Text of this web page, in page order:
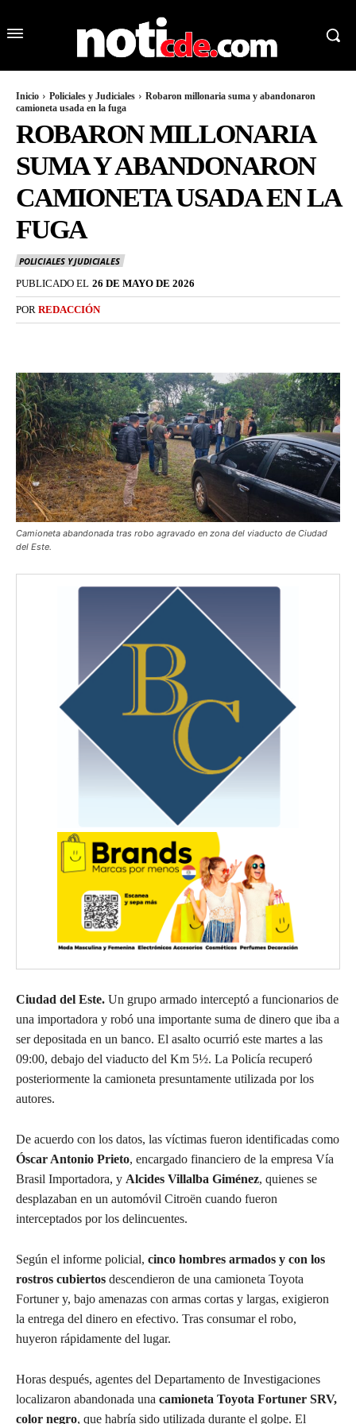
Inicio Policiales y Judiciales
Robaron millonaria suma y abandonaron
camioneta usada en la fuga
ROBARON MILLONARIA
SUMA Y ABANDONARON
CAMIONETA USADA EN LA
FUGA
POLICIALES Y JUDICIALES
PUBLICADO EL 26 DE MAYO DE 2026
POR REDACCIÓN
Camioneta abandonada tras robo agravado en zona del viaducto de Ciudad
del Este.
Ciudad del Este. Un grupo armado interceptó a funcionarios de
una importadora y robó una importante suma de dinero que iba a
ser depositada en un banco. El asalto ocurrió este martes a las
09:00, debajo del viaducto del Km 5½. La Policía recuperó
posteriormente la camioneta presuntamente utilizada por los
autores.
De acuerdo con los datos, las víctimas fueron identificadas como
Óscar Antonio Prieto, encargado financiero de la empresa Vía
Brasil Importadora, y Alcides Villalba Giménez, quienes se
desplazaban en un automóvil Citroën cuando fueron
interceptados por los delincuentes.
Según el informe policial, cinco hombres armados y con los
rostros cubiertos descendieron de una camioneta Toyota
Fortuner y, bajo amenazas con armas cortas y largas, exigieron
la entrega del dinero en efectivo. Tras consumar el robo,
huyeron rápidamente del lugar.
Horas después, agentes del Departamento de Investigaciones
localizaron abandonada una camioneta Toyota Fortuner SRV,
color negro, que habría sido utilizada durante el golpe. El